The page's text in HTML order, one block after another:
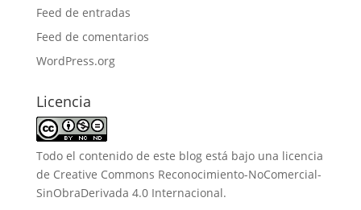
Feed de entradas
Feed de comentarios
WordPress.org
Licencia
Todo el contenido de este blog está bajo una licencia
de Creative Commons Reconocimiento-NoComercial-
SinObraDerivada 4.0 Internacional.